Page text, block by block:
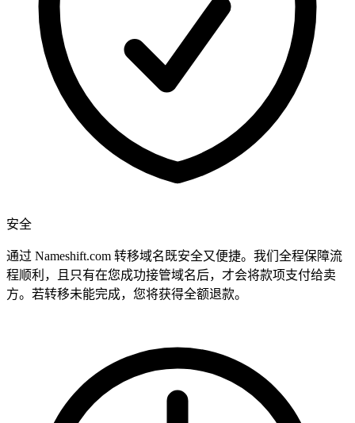
安全
通过 Nameshift.com 转移域名既安全又便捷。我们全程保障流
程顺利，且只有在您成功接管域名后，才会将款项支付给卖
方。若转移未能完成，您将获得全额退款。